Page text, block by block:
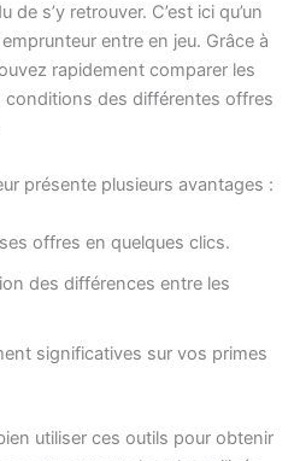
s’y retrouver. C’est ici qu’un
emprunteur entre en jeu. Grâce à
rapidement comparer les
conditions des différentes offres
présente plusieurs avantages :
offres en quelques clics.
des différences entre les
significatives sur vos primes
utiliser ces outils pour obtenir